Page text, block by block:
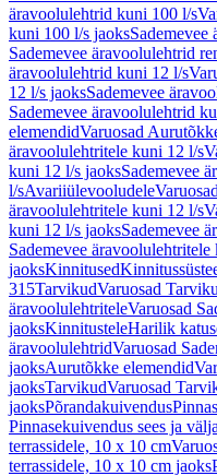
äravoolulehtrid kuni 100 l/s
kuni 100 l/s jaoks
Sademevee äravoolulehtrid
äravoolulehtrid kuni 12 l/s
12 l/s jaoksSademevee
Sademevee äravoolulehtrid
elemendidVaruosad
äravoolulehtritele kuni 12 l/s
kuni 12 l/s jaoksSademevee
l/sAvariiülevooludele
äravoolulehtritele kuni 12 l/s
kuni 12 l/s jaoksSademevee
Sademevee
jaoksKinnitused
315TarvikudVaruosad
äravoolulehtriteleVaruosad
jaoksKinnitusteleHarilik
äravoolulehtridVaruosad
jaoksAurutõkke elemendid
jaoksTarvikudVaruosad
jaoksPõrandakuivendus
Pinnasekuivendus sees ja
terrassidele, 10 x 10 cm
terrassidele, 10 x 10 cm jaoks